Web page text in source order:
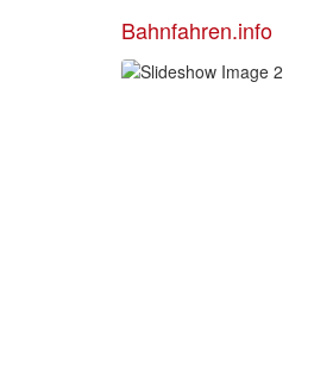
Bahnfahren.info